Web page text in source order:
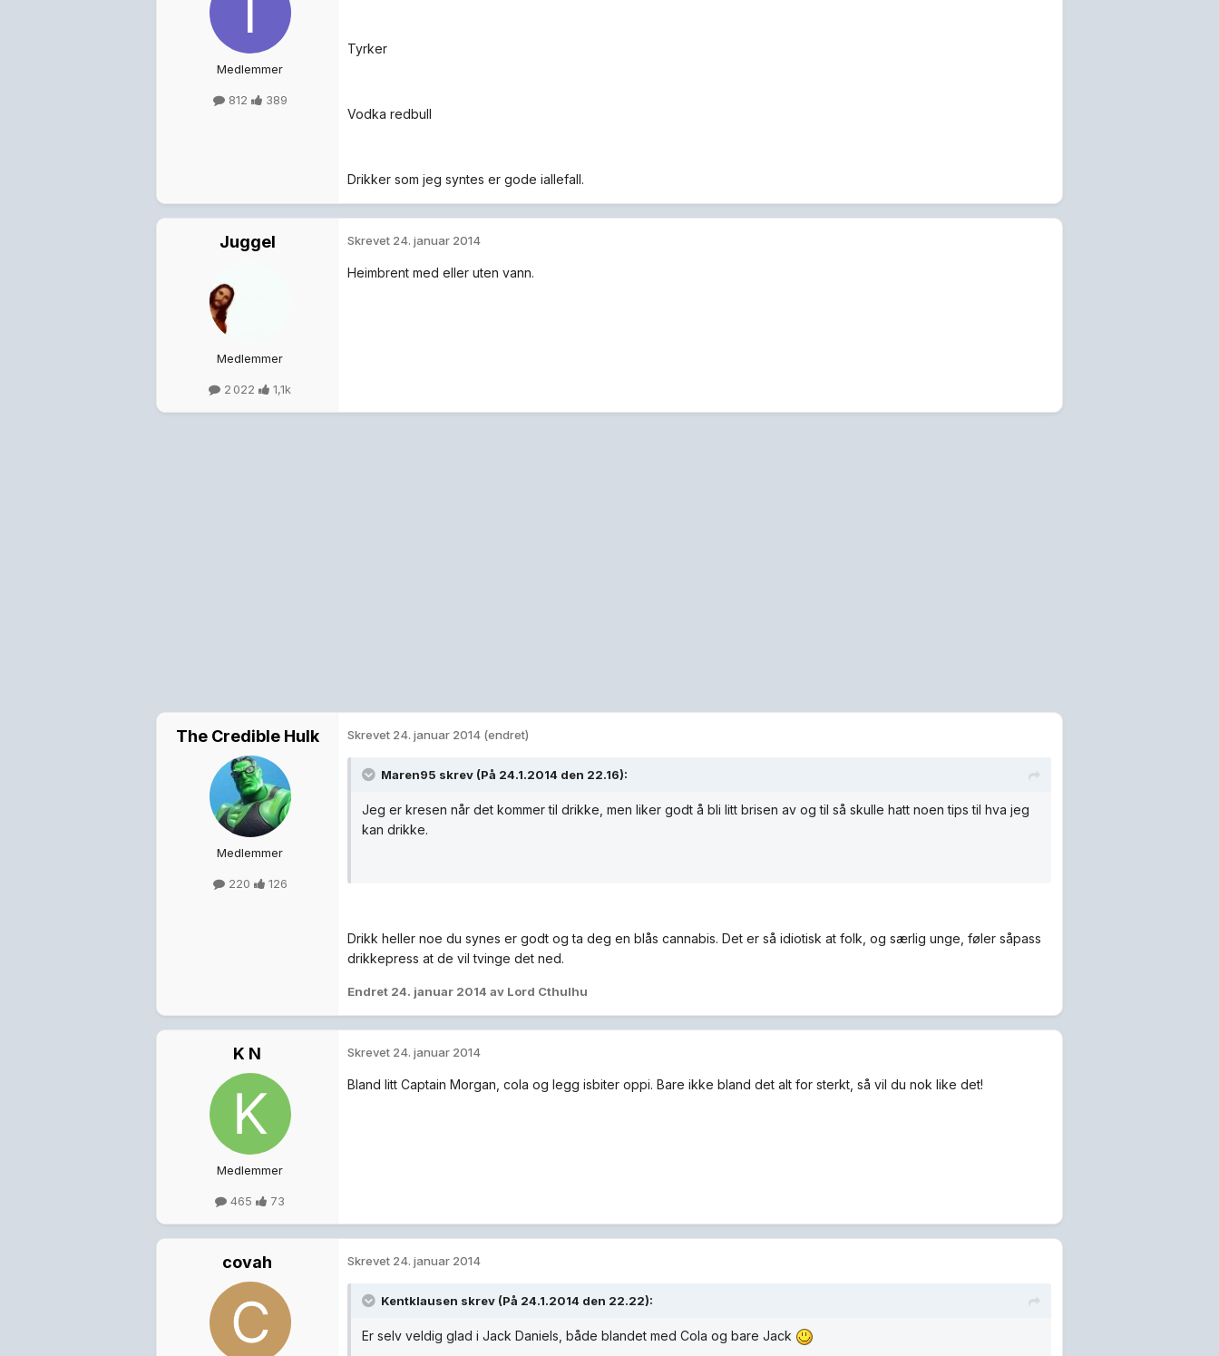
Medlemmer
812 389
Tyrker
Vodka redbull
Drikker som jeg syntes er gode iallefall.
Juggel
Medlemmer
2 022 1,1k
Skrevet 24. januar 2014
Heimbrent med eller uten vann.
The Credible Hulk
Medlemmer
220 126
Skrevet 24. januar 2014 (endret)
Maren95 skrev (På 24.1.2014 den 22.16):
Jeg er kresen når det kommer til drikke, men liker godt å bli litt brisen av og til så skulle hatt noen tips til hva jeg
kan drikke.
Drikk heller noe du synes er godt og ta deg en blås cannabis. Det er så idiotisk at folk, og særlig unge, føler såpass
drikkepress at de vil tvinge det ned.
Endret 24. januar 2014 av Lord Cthulhu
K N
Medlemmer
465 73
Skrevet 24. januar 2014
Bland litt Captain Morgan, cola og legg isbiter oppi. Bare ikke bland det alt for sterkt, så vil du nok like det!
covah Skrevet 24. januar 2014
Kentklausen skrev (På 24.1.2014 den 22.22):
Er selv veldig glad i Jack Daniels, både blandet med Cola og bare Jack